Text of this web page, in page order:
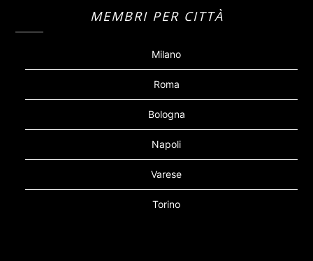
MEMBRI PER CITTÀ
Milano
Roma
Bologna
Napoli
Varese
Torino